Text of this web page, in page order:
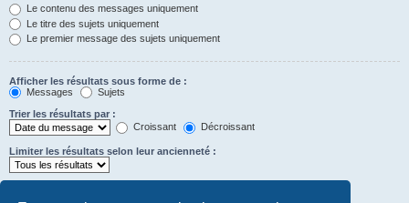
Le contenu des messages uniquement
Le titre des sujets uniquement
Le premier message des sujets uniquement
Afficher les résultats sous forme de :
Messages
Sujets
Trier les résultats par :
Croissant
Décroissant
Limiter les résultats selon leur ancienneté :